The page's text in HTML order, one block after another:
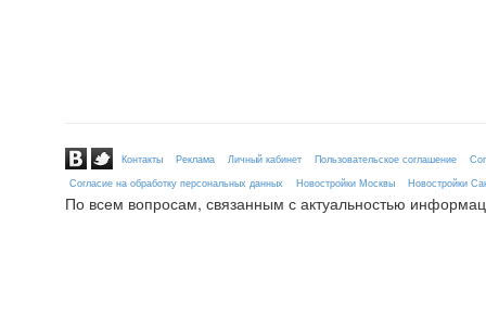
Контакты Реклама Личный кабинет Пользовательское соглашение
Согласие на обработку персональных данных
Новостройки Москвы Новостройки
По всем вопросам, связанным с актуальностью